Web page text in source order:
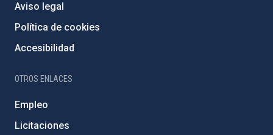
Aviso legal
Política de cookies
Accesibilidad
OTROS ENLACES
Empleo
Licitaciones